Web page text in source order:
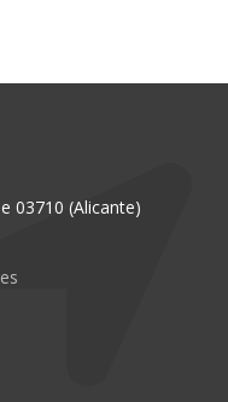
03710 (Alicante)